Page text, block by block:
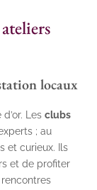
locaux
Les clubs
; au
et curieux. Ils
et de profiter
rencontres